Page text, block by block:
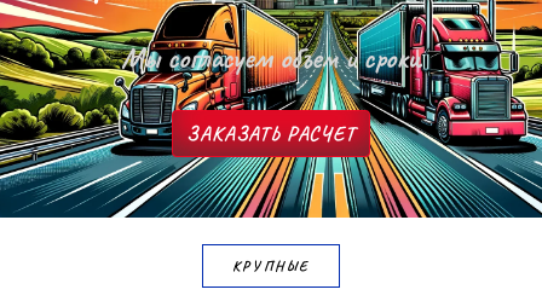
Мы согласуем объем и сроки
ЗАКАЗАТЬ РАСЧЕТ
КРУПНЫЕ